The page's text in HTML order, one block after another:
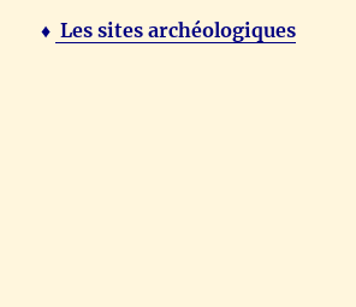
♦ Les sites archéologiques